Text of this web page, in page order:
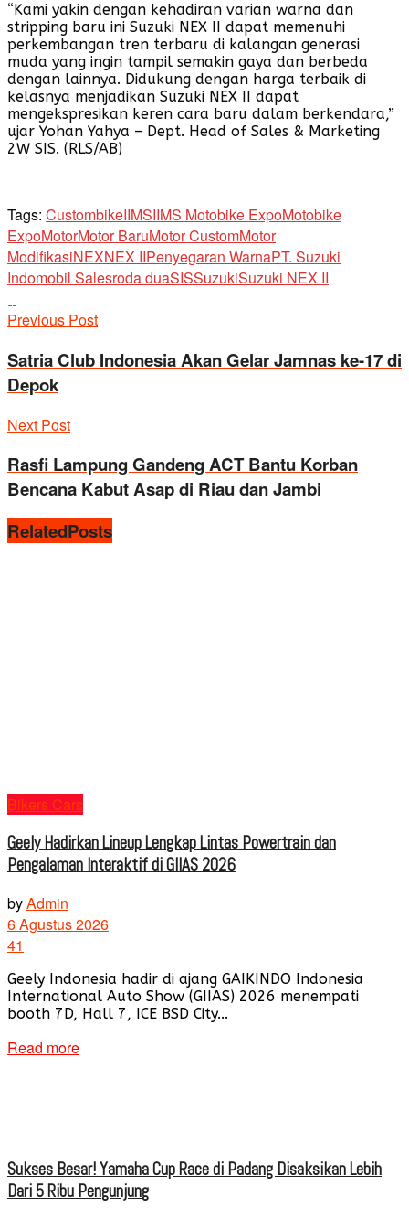
“Kami yakin dengan kehadiran varian warna dan
stripping baru ini Suzuki NEX II dapat memenuhi
perkembangan tren terbaru di kalangan generasi
muda yang ingin tampil semakin gaya dan berbeda
dengan lainnya. Didukung dengan harga terbaik di
kelasnya menjadikan Suzuki NEX II dapat
mengekspresikan keren cara baru dalam berkendara,”
ujar Yohan Yahya – Dept. Head of Sales & Marketing
2W SIS. (RLS/AB)
Tags: CustombikeIIMSIIMS Motobike ExpoMotobike
ExpoMotorMotor BaruMotor CustomMotor
ModifikasiNEXNEX IIPenyegaran WarnaPT. Suzuki
Indomobil Salesroda duaSISSuzukiSuzuki NEX II
Previous Post
Satria Club Indonesia Akan Gelar Jamnas ke-17 di
Depok
Next Post
Rasfi Lampung Gandeng ACT Bantu Korban
Bencana Kabut Asap di Riau dan Jambi
RelatedPosts
Bikers Cars
Geely Hadirkan Lineup Lengkap Lintas Powertrain dan
Pengalaman Interaktif di GIIAS 2026
byAdmin
6 Agustus 2026
41
Geely Indonesia hadir di ajang GAIKINDO Indonesia
International Auto Show (GIIAS) 2026 menempati
booth 7D, Hall 7, ICE BSD City...
Read more
Sukses Besar! Yamaha Cup Race di Padang Disaksikan Lebih
Dari 5 Ribu Pengunjung